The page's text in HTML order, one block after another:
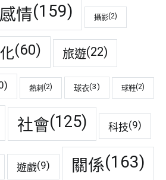
感情(159) 攝影(2)
(60) 旅遊(22)
熱刺 (2) 球衣(3) 球鞋(2)
社會(125) 科技(9)
遊戲(9) 關係(163)